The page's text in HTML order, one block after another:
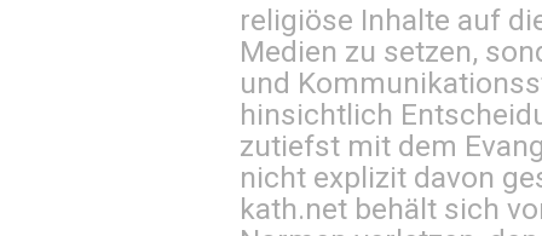
religiöse Inhalte auf
Medien zu setzen,
und
hinsichtlich
zutiefst mit dem
nicht explizit davon
kath.net behält sich